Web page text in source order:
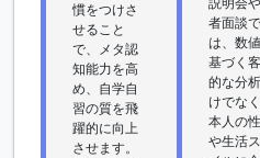
慣をつけさ
せること
で、メタ認
知能力を高
め、自学自
習の質を飛
躍的に向上
させます。
者面談で
は、数
基づく
的な分
けでなく
本人の
や生活